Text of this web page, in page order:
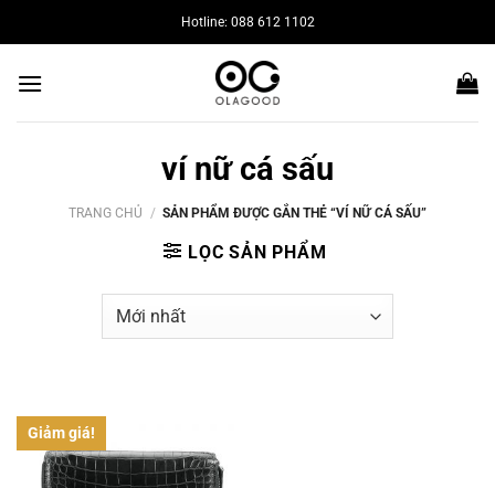
qua
dung
Hotline: 088 612 1102
ví nữ cá sấu
TRANG CHỦ / SẢN PHẨM ĐƯỢC GẮN THẺ “VÍ NỮ CÁ SẤU”
LỌC SẢN PHẨM
Giảm giá!